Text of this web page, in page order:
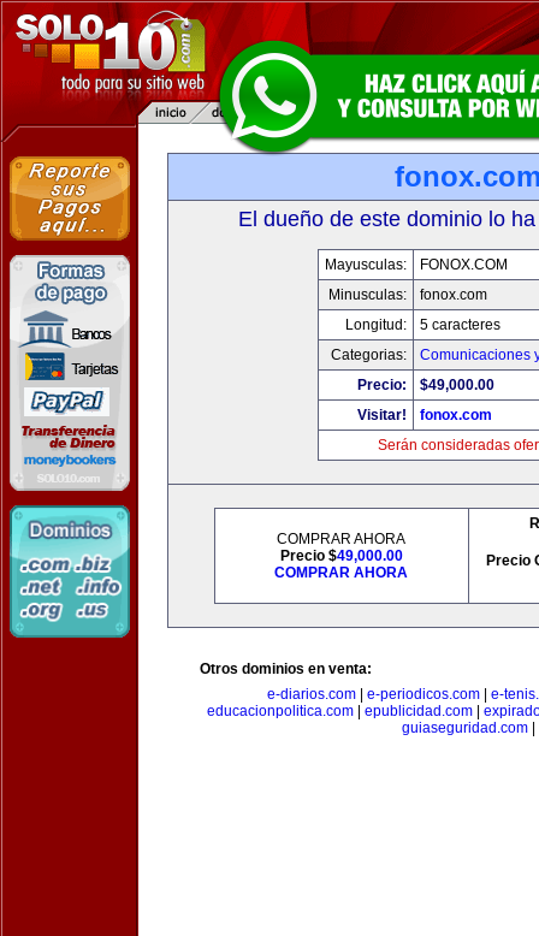
El dueño de este dominio lo
Mayusculas:
FONOX.COM
Minusculas:
fonox.com
Longitud:
5 caracteres
Categorias:
Comunicaciones
Precio:
$49,000.00
Visitar!
fonox.com
Serán consideradas
COMPRAR AHORA
Precio $49,000.00
COMPRAR AHORA
Precio
Otros dominios en venta:
e-diarios.com
e-periodicos.com
e-
educacionpolitica.com
epublicidad.com
guiaseguridad.com|